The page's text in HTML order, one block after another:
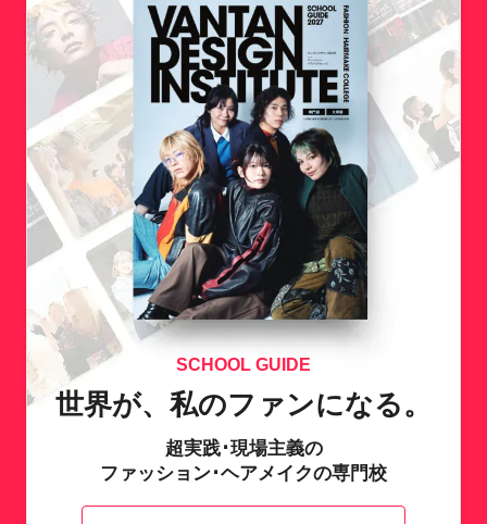
就職などにも影響を与えることになるでし
ょう。まずは、自分は何がやりたいのかを
しっかり見つめなおし、検討することが必
要です。
の方向性を決定するためには、目標設定や
スケジューリングがとても重要になりま
す。採用活動ピーク時前に、ノウハウがわ
かるよう、個別面談では特にその部分のナ
ビゲートを重視しています。
SCHOOL GUIDE
世界が、私のファンになる。
超実践･現場主義の
ファッション･ヘアメイクの専門校